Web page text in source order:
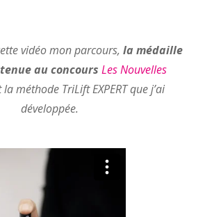
vidéo mon parcours, la médaille
au concours Les Nouvelles
méthode TriLift EXPERT que j’ai
développée.